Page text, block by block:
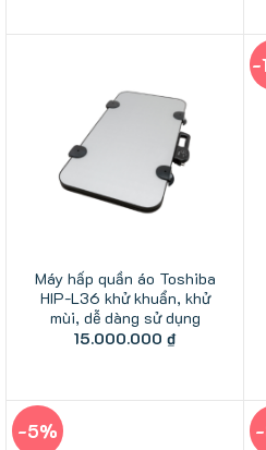
57.000.000 ₫.là:
Máy hấp quần áo Toshiba
HIP-L36 khử khuẩn, khử
mùi, dễ dàng sử dụng
15.000.000 ₫
-
-5%